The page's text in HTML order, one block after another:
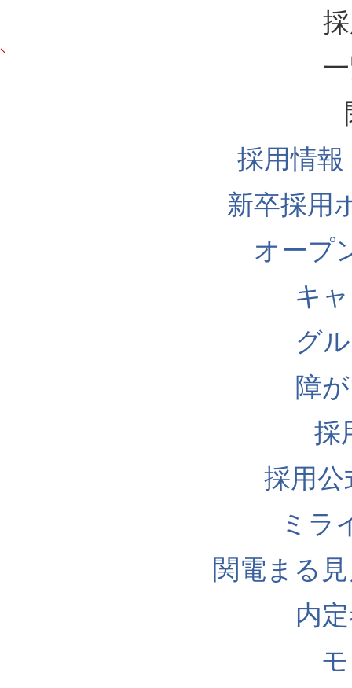
採用情
新卒採用
オープ
キ
グ
障
採
採用公
ミラ
関電まる
内